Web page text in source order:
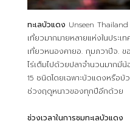
ทะเลบัวแดง Unseen
เที่ยวมากมายหลายแห่งในประ
เที่ยวหนองคายอ. กุมภวาปีจ.
ไร่เต็มไปด้วยปลาจำนวนมากมี
15 ชนิดโดยเฉพาะบัวแดงหรือบั
ช่วงฤดูหนาวของทุกปีอีกด้วย
ช่วงเวลาในการชมทะเลบัวแดง